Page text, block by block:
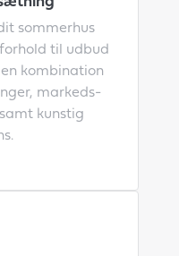
sommerhus
til udbud
kombination
markeds-
kunstig